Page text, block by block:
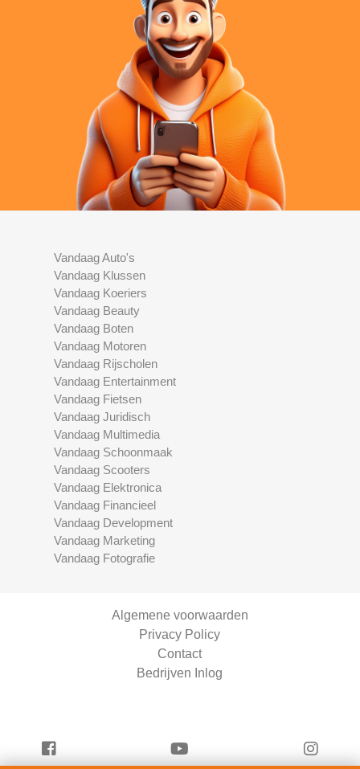
Vandaag Auto's
Vandaag Klussen
Vandaag Koeriers
Vandaag Beauty
Vandaag Boten
Vandaag Motoren
Vandaag Rijscholen
Vandaag Entertainment
Vandaag Fietsen
Vandaag Juridisch
Vandaag Multimedia
Vandaag Schoonmaak
Vandaag Scooters
Vandaag Elektronica
Vandaag Financieel
Vandaag Development
Vandaag Marketing
Vandaag Fotografie
Algemene voorwaarden
Privacy Policy
Contact
Bedrijven Inlog